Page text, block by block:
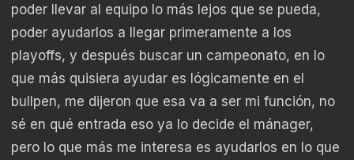
poder llevar al equipo lo más lejos que se pueda,
poder ayudarlos a llegar primeramente a los
playoffs, y después buscar un campeonato, en lo
que más quisiera ayudar es lógicamente en el
bullpen, me dijeron que esa va a ser mi función, no
sé en qué entrada eso ya lo decide el mánager,
pero lo que más me interesa es ayudarlos en lo que